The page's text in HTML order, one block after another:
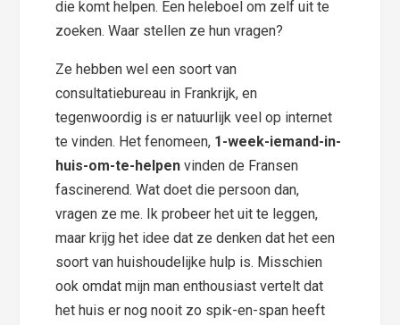
die komt helpen. Een heleboel om zelf uit te
zoeken. Waar stellen ze hun vragen?
Ze hebben wel een soort van
consultatiebureau in Frankrijk, en
tegenwoordig is er natuurlijk veel op internet
te vinden. Het fenomeen, 1-week-iemand-in-
huis-om-te-helpen vinden de Fransen
fascinerend. Wat doet die persoon dan,
vragen ze me. Ik probeer het uit te leggen,
maar krijg het idee dat ze denken dat het een
soort van huishoudelijke hulp is. Misschien
ook omdat mijn man enthousiast vertelt dat
het huis er nog nooit zo spik-en-span heeft